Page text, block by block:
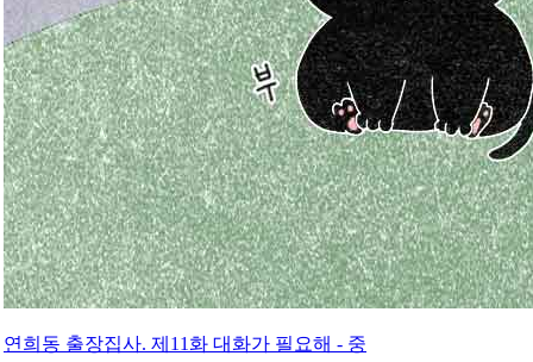
연희동 출장집사. 제11화 대화가 필요해 - 중